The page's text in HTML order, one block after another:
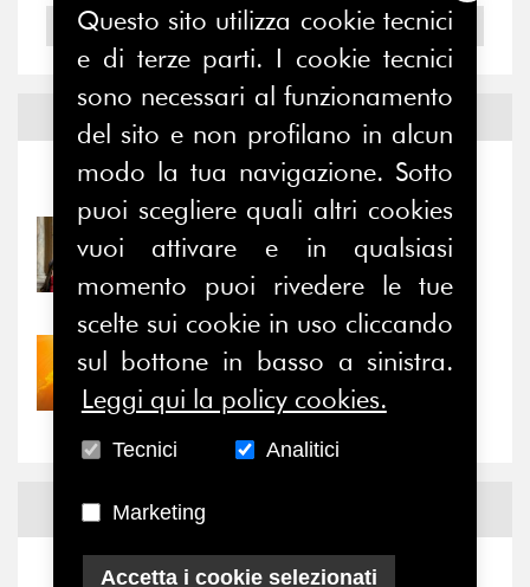
2004
Notizie-Eventi
31/07/2026
Prima della pausa estiva,
il valore di...
30/07/2026
Nove anni dopo la
“grande cecità”: la...
News
Questo sito utilizza cookie tecnici
e di terze parti. I cookie tecnici
sono necessari al funzionamento
del sito e non profilano in alcun
modo la tua navigazione. Sotto
puoi scegliere quali altri cookies
vuoi attivare e in qualsiasi
momento puoi rivedere le tue
scelte sui cookie in uso cliccando
sul bottone in basso a sinistra.
Leggi qui la policy cookies.
Tecnici Analitici
Marketing
Accetta i cookie selezionati